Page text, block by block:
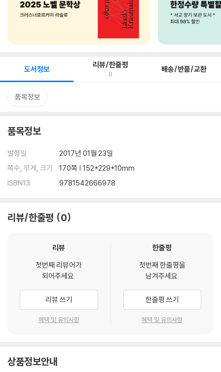
도서정보 리뷰/한줄평
0 배송/반품/교환
품목정보
품목정보
발행일
2017년 01월 23일
쪽수, 무게, 크기
170쪽 | 152*229*10mm
ISBN13
9781542666978
리뷰/한줄평 0
리뷰
첫번째 리뷰어가
되어주세요.
리뷰 쓰기
혜택 및 유의사항
한줄평
첫번째 한줄평을
남겨주세요.
한줄평 쓰기
혜택 및 유의사항
상품정보안내